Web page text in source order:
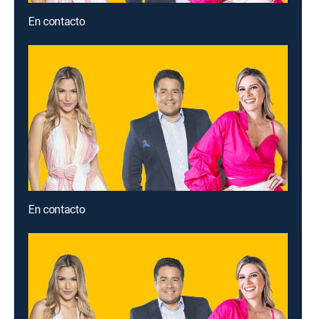
En contacto
En contacto